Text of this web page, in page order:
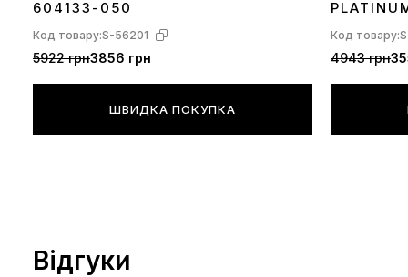
604133-050
Код товару:S-56201
5922 грн3856 грн
ШВИДКА ПОКУПКА
Код товару:
4943 грн
Відгуки